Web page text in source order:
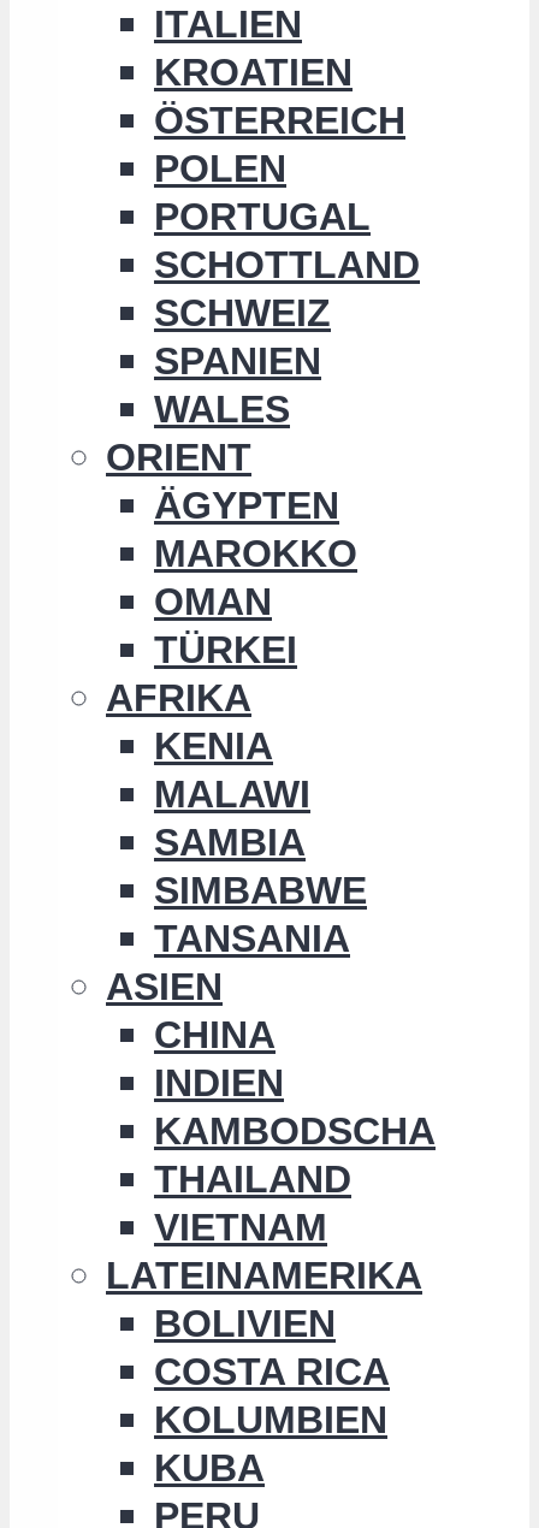
ITALIEN
KROATIEN
ÖSTERREICH
POLEN
PORTUGAL
SCHOTTLAND
SCHWEIZ
SPANIEN
WALES
ORIENT
ÄGYPTEN
MAROKKO
OMAN
TÜRKEI
AFRIKA
KENIA
MALAWI
SAMBIA
SIMBABWE
TANSANIA
ASIEN
CHINA
INDIEN
KAMBODSCHA
THAILAND
VIETNAM
LATEINAMERIKA
BOLIVIEN
COSTA RICA
KOLUMBIEN
KUBA
PERU